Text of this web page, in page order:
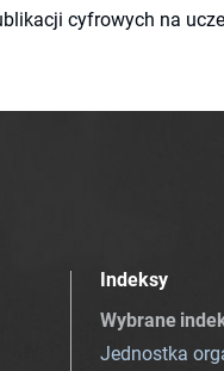
cyfrowych na
Indeksy
Wybrane
Jednostka